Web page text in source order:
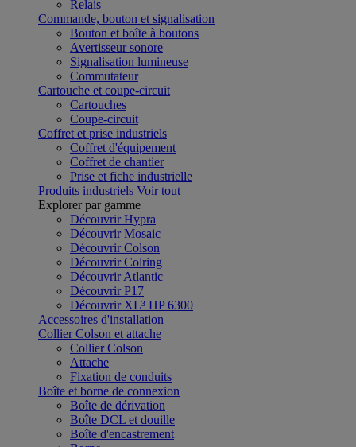
Relais
Commande, bouton et signalisation
Bouton et boîte à boutons
Avertisseur sonore
Signalisation lumineuse
Commutateur
Cartouche et coupe-circuit
Cartouches
Coupe-circuit
Coffret et prise industriels
Coffret d'équipement
Coffret de chantier
Prise et fiche industrielle
Produits industriels Voir tout
Explorer par gamme
Découvrir Hypra
Découvrir Mosaic
Découvrir Colson
Découvrir Colring
Découvrir Atlantic
Découvrir P17
Découvrir XL³ HP 6300
Accessoires d'installation
Collier Colson et attache
Collier Colson
Attache
Fixation de conduits
Boîte et borne de connexion
Boîte de dérivation
Boîte DCL et douille
Boîte d'encastrement